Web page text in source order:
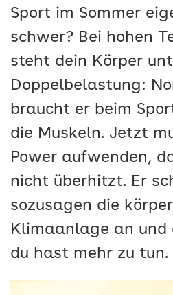
Sport im Sommer
schwer? Bei hohen
steht dein Körper
Doppelbelastung:
braucht er beim
die Muskeln. Jetzt
Power aufwenden,
nicht überhitzt. Er
sozusagen die
Klimaanlage an und
du hast mehr zu tun.